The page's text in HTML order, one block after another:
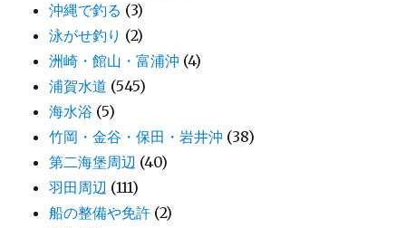
沖縄で釣る (3)
泳がせ釣り (2)
洲崎・館山・富浦沖 (4)
浦賀水道 (545)
海水浴 (5)
竹岡・金谷・保田・岩井沖 (38)
第二海堡周辺 (40)
羽田周辺 (111)
船の整備や免許 (2)